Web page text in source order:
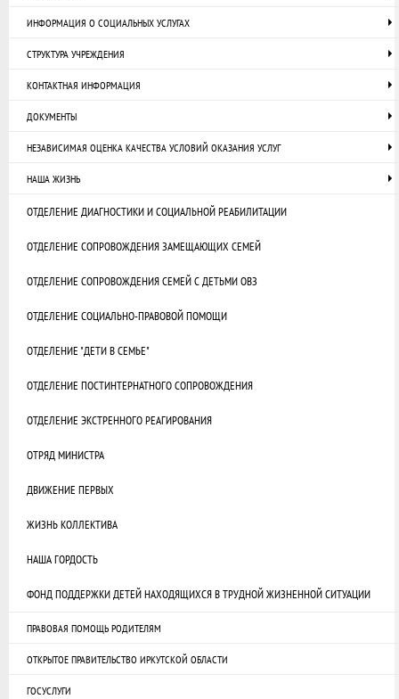
ИНФОРМАЦИЯ О СОЦИАЛЬНЫХ УСЛУГАХ
СТРУКТУРА УЧРЕЖДЕНИЯ
КОНТАКТНАЯ ИНФОРМАЦИЯ
ДОКУМЕНТЫ
НЕЗАВИСИМАЯ ОЦЕНКА КАЧЕСТВА УСЛОВИЙ ОКАЗАНИЯ УСЛУГ
НАША ЖИЗНЬ
ОТДЕЛЕНИЕ ДИАГНОСТИКИ И СОЦИАЛЬНОЙ РЕАБИЛИТАЦИИ
ОТДЕЛЕНИЕ СОПРОВОЖДЕНИЯ ЗАМЕЩАЮЩИХ СЕМЕЙ
ОТДЕЛЕНИЕ СОПРОВОЖДЕНИЯ СЕМЕЙ С ДЕТЬМИ ОВЗ
ОТДЕЛЕНИЕ СОЦИАЛЬНО-ПРАВОВОЙ ПОМОЩИ
ОТДЕЛЕНИЕ "ДЕТИ В СЕМЬЕ"
ОТДЕЛЕНИЕ ПОСТИНТЕРНАТНОГО СОПРОВОЖДЕНИЯ
ОТДЕЛЕНИЕ ЭКСТРЕННОГО РЕАГИРОВАНИЯ
ОТРЯД МИНИСТРА
ДВИЖЕНИЕ ПЕРВЫХ
ЖИЗНЬ КОЛЛЕКТИВА
НАША ГОРДОСТЬ
ФОНД ПОДДЕРЖКИ ДЕТЕЙ НАХОДЯЩИХСЯ В ТРУДНОЙ ЖИЗНЕННОЙ СИТУАЦИИ
ПРАВОВАЯ ПОМОЩЬ РОДИТЕЛЯМ
ОТКРЫТОЕ ПРАВИТЕЛЬСТВО ИРКУТСКОЙ ОБЛАСТИ
ГОСУСЛУГИ